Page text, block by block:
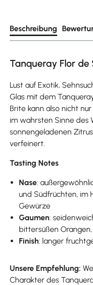
Beschreibung
Tanqueray Flor de
Lust auf Exotik,
Glas mit dem
Brite kann also nicht
im wahrsten Sinne des
sonnengeladenen
verfeinert.
Tasting Notes
Nase:
und Südfrüchten, im
Gewürze
Gaumen:
bittersüßen
Finish: langer
Unsere Empfehlung:
Charakter des